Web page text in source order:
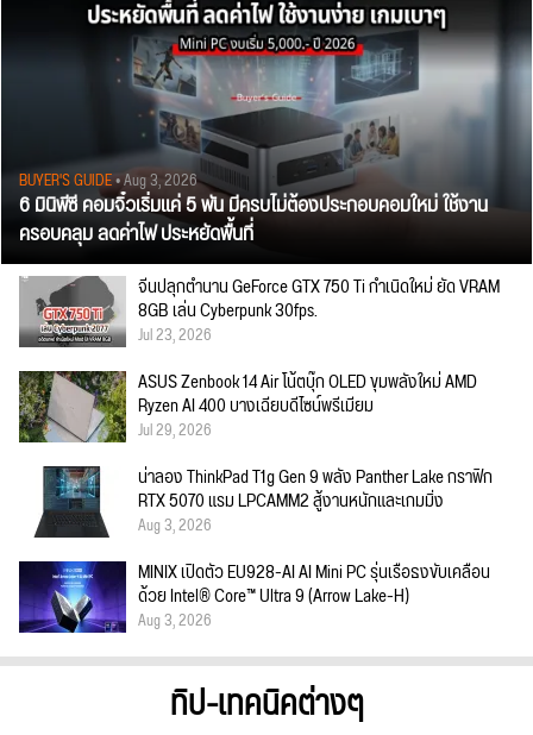
BUYER'S GUIDE• Aug 3, 2026
6 มินิพีซี คอมจิ๋วเริ่มแค่ 5 พัน มีครบไม่ต้องประกอบคอมใหม่ ใช้งาน
ครอบคลุม ลดค่าไฟ ประหยัดพื้นที่
จีนปลุกตำนาน GeForce GTX 750 Ti กำเนิดใหม่ ยัด VRAM
8GB เล่น Cyberpunk 30fps.
Jul 23, 2026
ASUS Zenbook 14 Air โน้ตบุ๊ก OLED ขุมพลังใหม่ AMD
Ryzen AI 400 บางเฉียบดีไซน์พรีเมียม
Jul 29, 2026
น่าลอง ThinkPad T1g Gen 9 พลัง Panther Lake กราฟิก
RTX 5070 แรม LPCAMM2 สู้งานหนักและเกมมิ่ง
Aug 3, 2026
MINIX เปิดตัว EU928-AI AI Mini PC รุ่นเรือธงขับเคลื่อน
ด้วย Intel® Core™ Ultra 9 (Arrow Lake-H)
Aug 3, 2026
ทิป-เทคนิคต่างๆ